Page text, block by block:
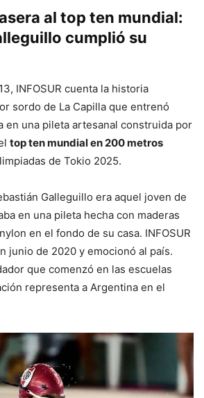
al top ten mundial:
cumplió su
INFOSUR cuenta la historia
sordo de La Capilla que entrenó
en una pileta artesanal construida por
top ten mundial en 200 metros
de Tokio 2025.
Galleguillo era aquel joven de
en una pileta hecha con maderas
en el fondo de su casa. INFOSUR
junio de 2020 y emocionó al país.
que comenzó en las escuelas
representa a Argentina en el